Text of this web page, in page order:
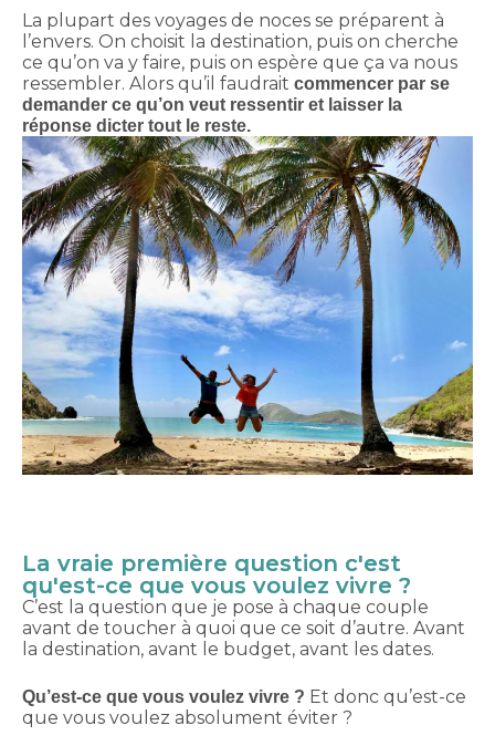
La plupart des voyages de noces se préparent à
l’envers. On choisit la destination, puis on cherche
ce qu’on va y faire, puis on espère que ça va nous
ressembler. Alors qu’il faudrait commencer par se
demander ce qu’on veut ressentir et laisser la
réponse dicter tout le reste.
La vraie première question c'est
qu'est-ce que vous voulez vivre ?
C’est la question que je pose à chaque couple
avant de toucher à quoi que ce soit d’autre. Avant
la destination, avant le budget, avant les dates.
Qu’est-ce que vous voulez vivre ? Et donc qu’est-ce
que vous voulez absolument éviter ?